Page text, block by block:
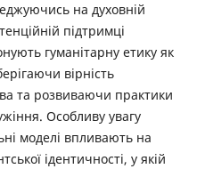
на духовній
підтримці
гуманітарну етику як
вірність
та розвиваючи практики
Особливу увагу
моделі впливають на
ідентичності, у якій